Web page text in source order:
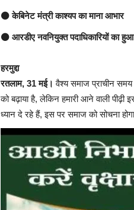
⚫ केबिनेट मंत्री काश्यप का माना आभार
⚫ आरडीए नवनियुक्त पदाधिकारियों का हुआ
हरमुद्दा
​रतलाम, 31 मई।वैश्य समाज प्राचीन समय
को बढ़ाया है, लेकिन हमारी आने वाली
ध्यान दे रहे हैं, इस पर समाज को सोचना